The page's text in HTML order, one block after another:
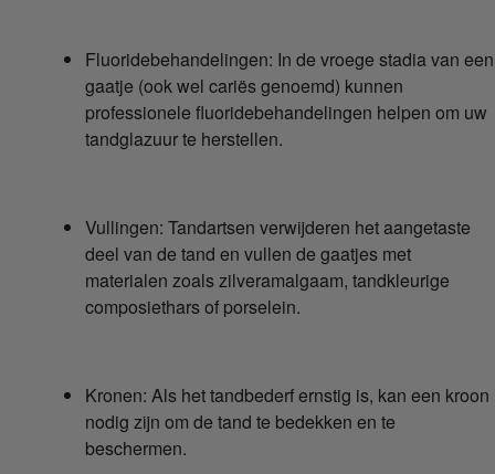
Fluoridebehandelingen: In de vroege stadia van een
gaatje (ook wel cariës genoemd) kunnen
professionele fluoridebehandelingen helpen om uw
tandglazuur te herstellen.
Vullingen: Tandartsen verwijderen het aangetaste
deel van de tand en vullen de gaatjes met
materialen zoals zilveramalgaam, tandkleurige
composiethars of porselein.
Kronen: Als het tandbederf ernstig is, kan een kroon
nodig zijn om de tand te bedekken en te
beschermen.